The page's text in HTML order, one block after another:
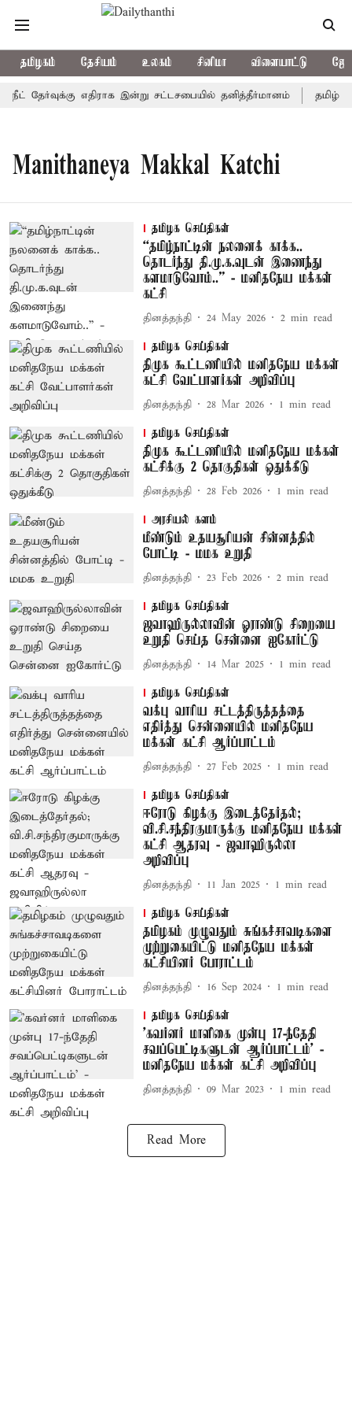
தமிழகம் தேசியம் உலகம் சினிமா விளையாட்டு
நீட் தேர்வுக்கு எதிராக இன்று சட்டசபையில் தனித்தீர்மானம்
Manithaneya Makkal Katchi
தமிழக செய்திகள்
“தமிழ்நாட்டின் நலனைக் காக்க..
தொடர்ந்து தி.மு.க.வுடன் இணைந்து
களமாடுவோம்..” - மனிதநேய மக்கள்
கட்சி
தினத்தந்தி 24 May 2026 2 min read
தமிழக செய்திகள்
திமுக கூட்டணியில் மனிதநேய மக்கள்
கட்சி வேட்பாளர்கள் அறிவிப்பு
தினத்தந்தி 28 Mar 2026 1 min read
தமிழக செய்திகள்
திமுக கூட்டணியில் மனிதநேய மக்கள்
கட்சிக்கு 2 தொகுதிகள் ஒதுக்கீடு
தினத்தந்தி 28 Feb 2026 1 min read
அரசியல் களம்
மீண்டும் உதயசூரியன் சின்னத்தில்
போட்டி - மமக உறுதி
தினத்தந்தி 23 Feb 2026 2 min read
தமிழக செய்திகள்
ஜவாஹிருல்லாவின் ஓராண்டு சிறையை
உறுதி செய்த சென்னை ஐகோர்ட்டு
தினத்தந்தி 14 Mar 2025 1 min read
தமிழக செய்திகள்
வக்பு வாரிய சட்டத்திருத்தத்தை
எதிர்த்து சென்னையில் மனிதநேய
மக்கள் கட்சி ஆர்ப்பாட்டம்
தினத்தந்தி 27 Feb 2025 1 min read
தமிழக செய்திகள்
ஈரோடு கிழக்கு இடைத்தேர்தல்;
வி.சி.சந்திரகுமாருக்கு மனிதநேய மக்கள்
கட்சி ஆதரவு - ஜவாஹிருல்லா
அறிவிப்பு
தினத்தந்தி 11 Jan 2025 1 min read
தமிழக செய்திகள்
தமிழகம் முழுவதும் சுங்கச்சாவடிகளை
முற்றுகையிட்டு மனிதநேய மக்கள்
கட்சியினர் போராட்டம்
தினத்தந்தி 16 Sep 2024 1 min read
தமிழக செய்திகள்
'கவர்னர் மாளிகை முன்பு 17-ந்தேதி
சவப்பெட்டிகளுடன் ஆர்ப்பாட்டம்' -
மனிதநேய மக்கள் கட்சி அறிவிப்பு
தினத்தந்தி 09 Mar 2023 1 min read
Read More